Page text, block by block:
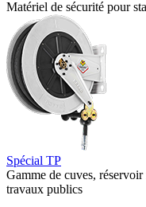
Matériel de sécurité pour
Spécial TP
Gamme de cuves,
travaux publics